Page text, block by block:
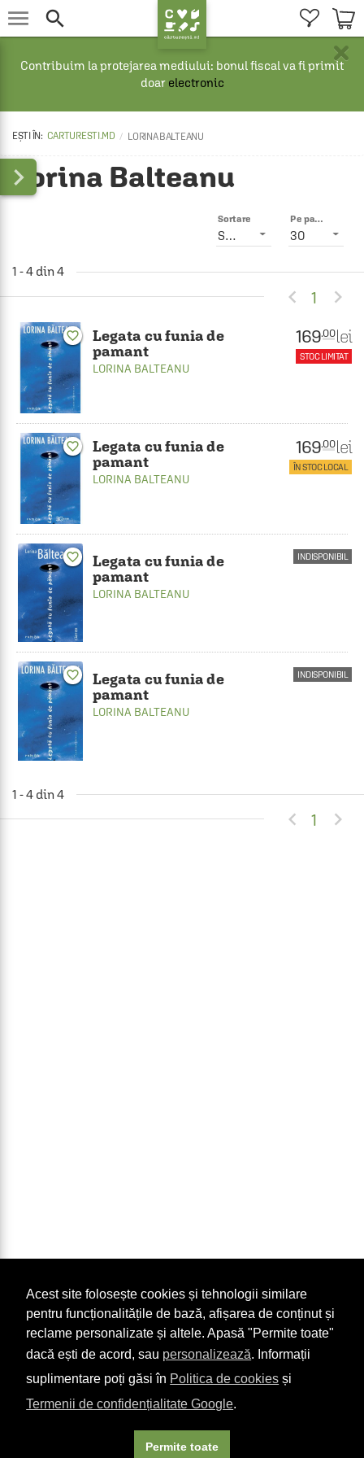
Acest site folosește cookies și tehnologii similare
pentru funcționalitățile de bază, afișarea de conținut și
reclame personalizate și altele. Apasă "Permite toate"
dacă ești de acord, sau personalizează. Informații
suplimentare poți găsi în Politica de cookies și
Termenii de confidențialitate Google.
Permite toate
 
×
Contribuim la protejarea mediului: bonul fiscal va fi primit
doar electronic
CARTURESTI.MD LORINA BALTEANU
Lorina Balteanu

Pe pagină
30
Sortare
Smart
1 - 4 din 4
 1 
favorite_border
Legata cu funia de
pamant
LORINA BALTEANU
169.00 lei
STOC LIMITAT
favorite_border
Legata cu funia de
pamant
LORINA BALTEANU
169.00 lei
ÎN STOC LOCAL
favorite_border
Legata cu funia de
pamant
LORINA BALTEANU
INDISPONIBIL
favorite_border
Legata cu funia de
pamant
LORINA BALTEANU
INDISPONIBIL
1 - 4 din 4
 1 